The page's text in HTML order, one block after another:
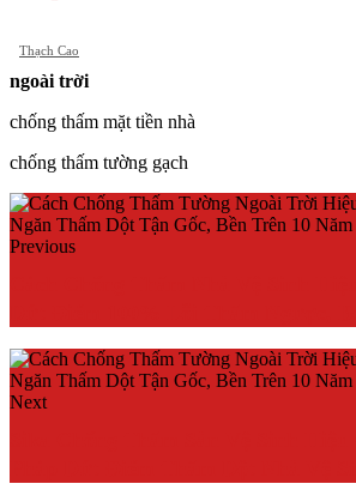
Thạch Cao
ngoài trời
chống thấm mặt tiền nhà
chống thấm tường gạch
Previous
Next